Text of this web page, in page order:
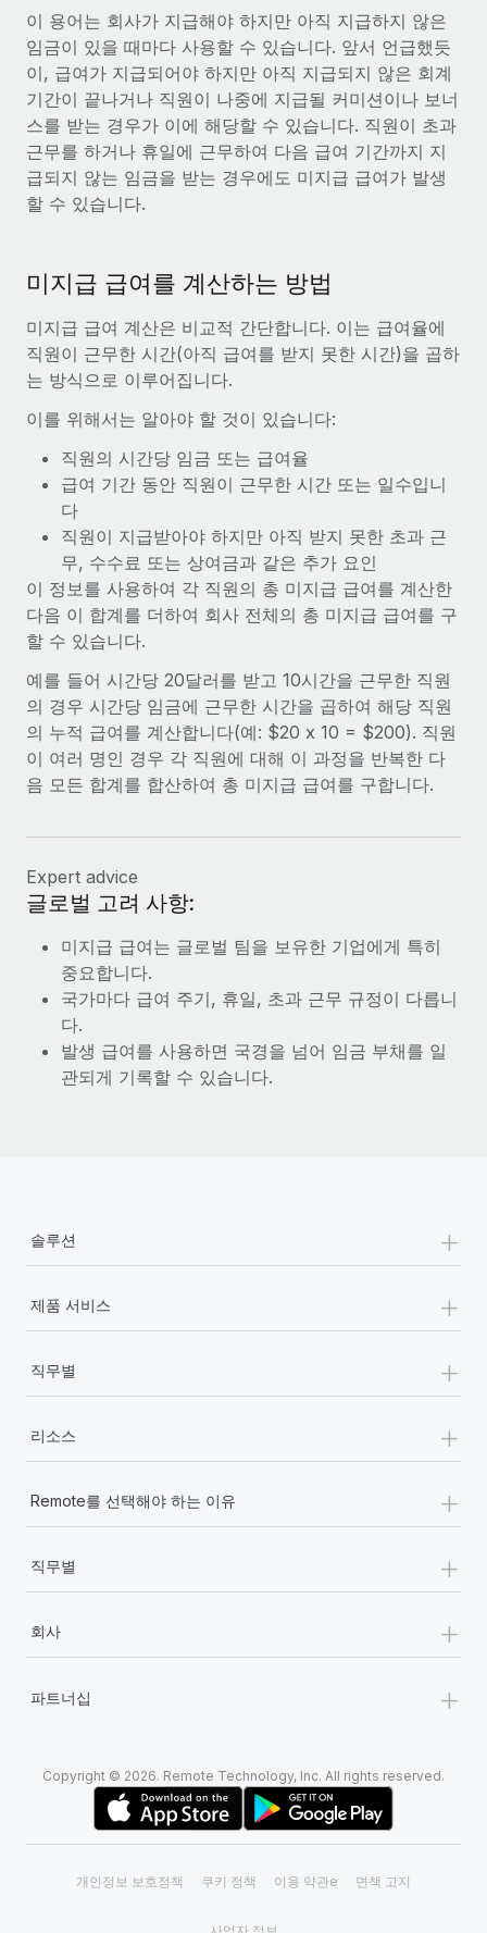
전문가 상담
글로벌 인사 및 규정 준수 업무 처리에 전문가 지원 제공
신원 조사
채용 후보자 심사 프로세스 간소화
Compliance Watchtower
규정 준수 관련 위험에 선제적으로 대응
전 세계 IT 장비 제공 및 추적 관리
법인 설립
법인 설립을 빠르고 준법적으로 지원
직원 해외 이전을 간편하게 처리
복리후생
손쉬운 직원 복리후생 관리
통합 및 AI 자동화 컨설팅
사례 연구
AI 분야의 선구자인 Weaviate가 Remote와 협력하여
조직 규모를 120% 성장시킨 방법
Weaviate 한눈에 보기 Weaviate는 오픈 소스, AI 우선 인프라를
계약직 관리와 급여 업무를 위해 Remote와 전략적 파
Tech는 Remote와 파트너십을 맺고 글로벌 계약직 인력 및 미국
급여 관리를 통해 국제 노동법...
자세히 알아보기
인사이트 센터
지원받기
모든 리소스 보기
블로그
EOR 및 PEO
계약자 관리
세금
블로그 둘러보기
블로그
Remote 제품 관련 소식: Gusto 및 Xero와의 통합과
Remote Contractor Management Plus
Remote의 사명은 모든 규모의 기업이 전 세계 어디서든 업무에 가
장 적합 사람을 찾아 채용 및 관리하고 급여를 지급하도록 돕는 것
입니다. 이를 위해 최근 몇 주 동안 새로운...
자세히 알아보기
Shootsta가 Remote를 통해 네 개의 시장에서 글로벌
채용을 확장한 방법
니다. 그러나 대부분의 회사들은 그렇게 높은 품질의...
이 용어는 회사가 지급해야 하지만 아직 지급하지 않은
임금이 있을 때마다 사용할 수 있습니다. 앞서 언급했듯
이, 급여가 지급되어야 하지만 아직 지급되지 않은 회계
기간이 끝나거나 직원이 나중에 지급될 커미션이나 보너
스를 받는 경우가 이에 해당할 수 있습니다. 직원이 초과
근무를 하거나 휴일에 근무하여 다음 급여 기간까지 지
급되지 않는 임금을 받는 경우에도 미지급 급여가 발생
할 수 있습니다.
미지급 급여를 계산하는 방법
미지급 급여 계산은 비교적 간단합니다. 이는 급여율에
직원이 근무한 시간(아직 급여를 받지 못한 시간)을 곱하
는 방식으로 이루어집니다.
이를 위해서는 알아야 할 것이 있습니다:
직원의 시간당 임금 또는 급여율
급여 기간 동안 직원이 근무한 시간 또는 일수입니
다
직원이 지급받아야 하지만 아직 받지 못한 초과 근
무, 수수료 또는 상여금과 같은 추가 요인
이 정보를 사용하여 각 직원의 총 미지급 급여를 계산한
다음 이 합계를 더하여 회사 전체의 총 미지급 급여를 구
할 수 있습니다.
예를 들어 시간당 20달러를 받고 10시간을 근무한 직원
의 경우 시간당 임금에 근무한 시간을 곱하여 해당 직원
의 누적 급여를 계산합니다(예: $20 x 10 = $200). 직원
이 여러 명인 경우 각 직원에 대해 이 과정을 반복한 다
음 모든 합계를 합산하여 총 미지급 급여를 구합니다.
Expert advice
글로벌 고려 사항:
미지급 급여는 글로벌 팀을 보유한 기업에게 특히
중요합니다.
국가마다 급여 주기, 휴일, 초과 근무 규정이 다릅니
다.
발생 급여를 사용하면 국경을 넘어 임금 부채를 일
관되게 기록할 수 있습니다.
솔루션 +
제품 서비스 +
직무별 +
리소스 +
Remote를 선택해야 하는 이유 +
직무별 +
회사 +
파트너십 +
Copyright © 2026. Remote Technology, Inc. All rights reserved.
개인정보 보호정책 쿠키 정책 이용 약관e 면책 고지